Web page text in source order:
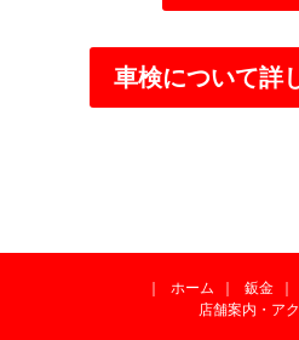
車検について詳
ホーム 鈑金
店舗案内・ア